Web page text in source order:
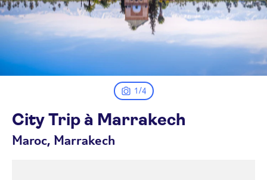
1/4
City Trip à Marrakech
Maroc, Marrakech